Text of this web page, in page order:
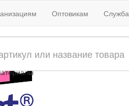
Оптовикам